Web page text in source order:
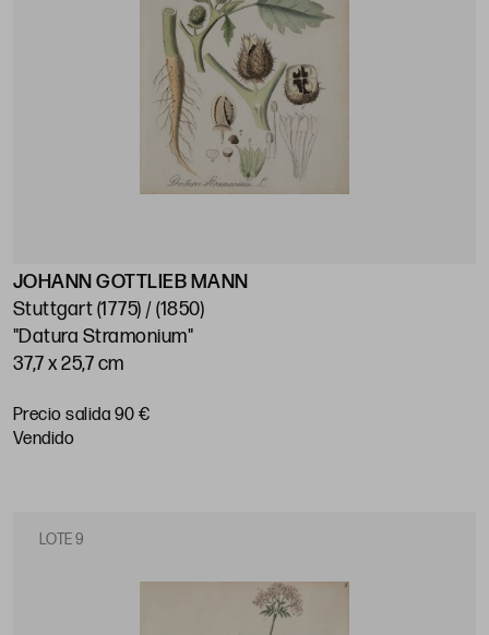
JOHANN GOTTLIEB MANN
Stuttgart (1775) / (1850)
"Datura Stramonium"
37,7 x 25,7 cm
Precio salida 90 €
vendido
LOTE 9